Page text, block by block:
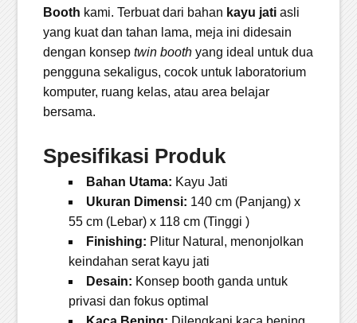
Booth kami. Terbuat dari bahan kayu jatiasli
yang kuat dan tahan lama, meja ini didesain
dengan konsep twin boothyang ideal untuk dua
pengguna sekaligus, cocok untuk laboratorium
komputer, ruang kelas, atau area belajar
bersama.
Spesifikasi Produk
Bahan Utama: Kayu Jati
Ukuran Dimensi: 140 cm (Panjang) x
55 cm (Lebar) x 118 cm (Tinggi )
Finishing: Plitur Natural, menonjolkan
keindahan serat kayu jati
Desain: Konsep booth ganda untuk
privasi dan fokus optimal